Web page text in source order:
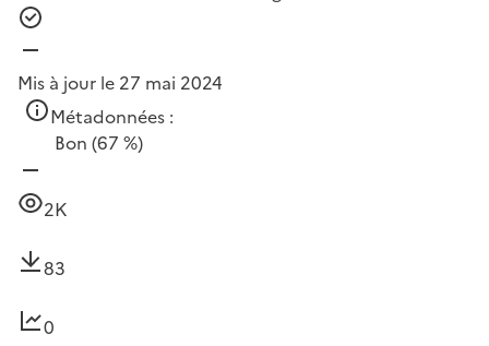
Mis à jour le 27 mai 2024
Métadonnées :
Bon (67 %)
2K
83
0